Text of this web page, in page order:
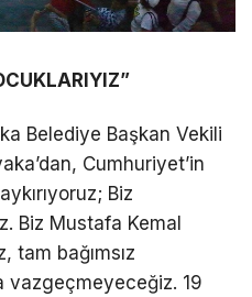
Belediye Başkan Vekili
Cumhuriyet’in
Biz
Biz Mustafa Kemal
tam bağımsız
vazgeçmeyeceğiz. 19